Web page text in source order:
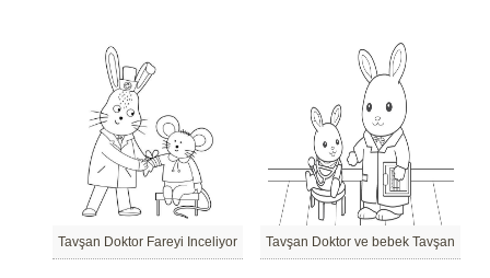
Tavşan Doktor Fareyi Inceliyor Tavşan Doktor ve bebek Tavşan